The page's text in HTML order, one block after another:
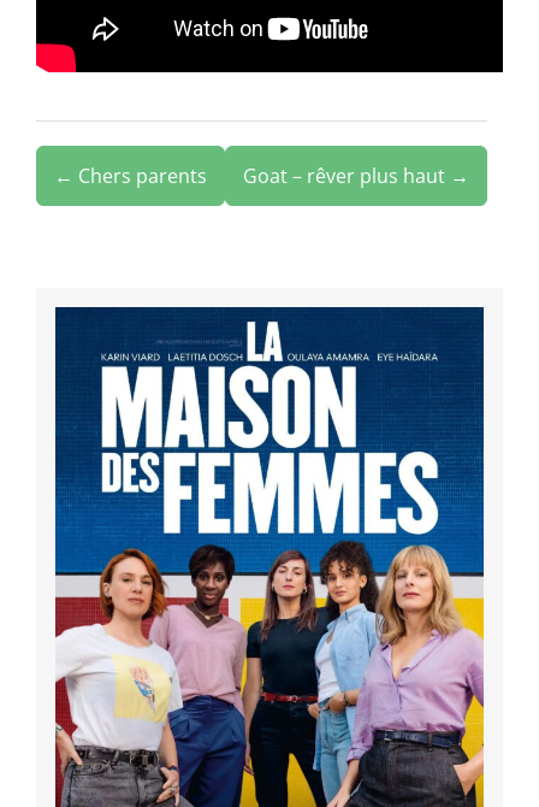
← Chers parents Goat – rêver plus haut →